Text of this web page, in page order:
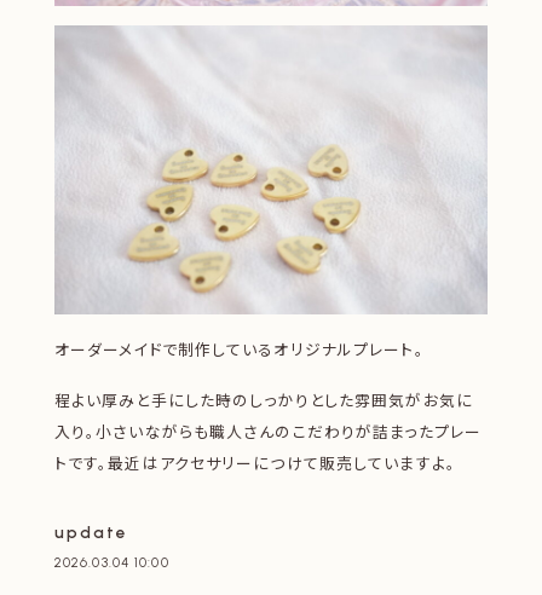
オーダーメイドで制作しているオリジナルプレート。
程よい厚みと手にした時のしっかりとした雰囲気がお気に
入り。小さいながらも職人さんのこだわりが詰まったプレー
トです。最近はアクセサリーにつけて販売していますよ。
update
2026.03.04 10:00